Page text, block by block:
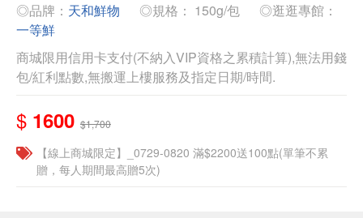
◎品牌： 天和鮮物 ◎規格： 150g/包
◎逛逛專館：
一等鮮
商城限用信用卡支付(不納入VIP資格之累積計算),無法用錢
包/紅利點數,無搬運上樓服務及指定日期/時間.
$ 1600 $1,700
【線上商城限定】_0729-0820 滿$2200送100點(單筆不累
贈，每人期間最高贈5次)